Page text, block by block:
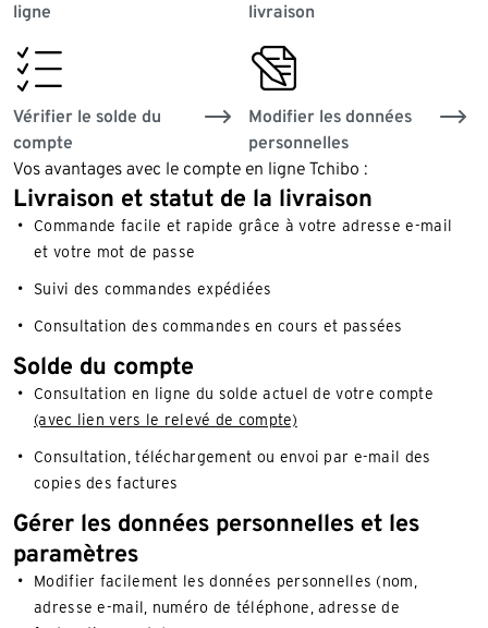
ligne
livraison
order_overview
Vérifier le solde du
compte
fillout_form
Modifier les données
personnelles
Vos avantages avec le compte en ligne Tchibo :
Livraison et statut de la livraison
Commande facile et rapide grâce à votre adresse e-mail
et votre mot de passe
Suivi des commandes expédiées
Consultation des commandes en cours et passées
Solde du compte
Consultation en ligne du solde actuel de votre compte
(avec lien vers le relevé de compte)
Consultation, téléchargement ou envoi par e-mail des
copies des factures
Gérer les données personnelles et les
paramètres
Modifier facilement les données personnelles (nom,
adresse e-mail, numéro de téléphone, adresse de